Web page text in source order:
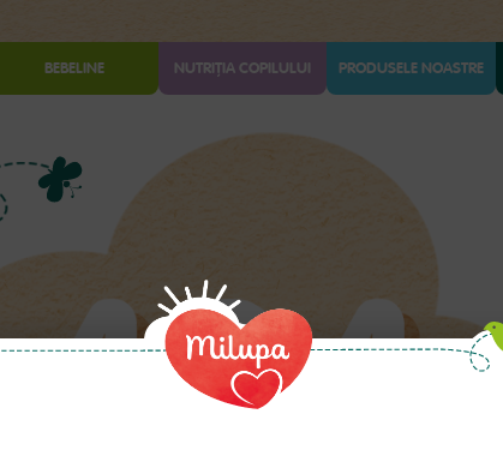
BEBELINE NUTRIȚIA COPILULUI PRODUSELE NOASTRE